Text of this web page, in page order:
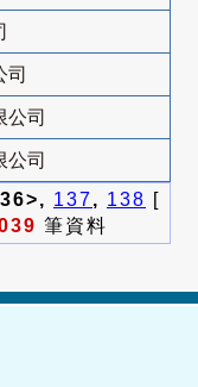
司
公司
公司
137, 138 [
筆資料